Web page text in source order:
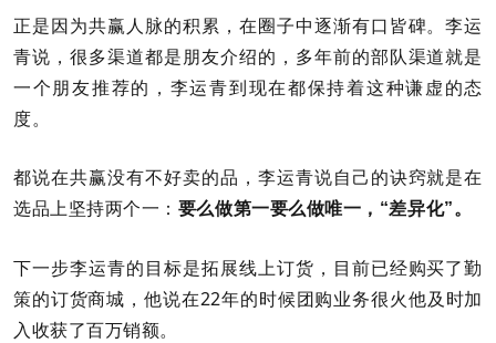
正是因为共赢人脉的积累，在圈子中逐渐有口皆碑。李运
青说，很多渠道都是朋友介绍的，多年前的部队渠道就是
一个朋友推荐的，李运青到现在都保持着这种谦虚的态
度。
都说在共赢没有不好卖的品，李运青说自己的诀窍就是在
选品上坚持两个一： 要么做第一要么做唯一，“差异化”。
下一步李运青的目标是拓展线上订货，目前已经购买了勤
策的订货商城，他说在22年的时候团购业务很火他及时加
入收获了百万销额。